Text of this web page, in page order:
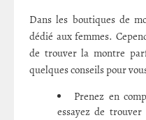
Dans les boutiques de
dédié aux femmes.
de trouver la montre
quelques conseils pour
Prenez en
essayez de